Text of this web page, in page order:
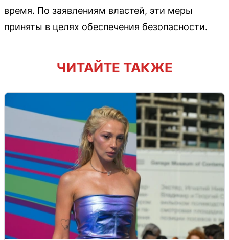
время. По заявлениям властей, эти меры
приняты в целях обеспечения безопасности.
ЧИТАЙТЕ ТАКЖЕ